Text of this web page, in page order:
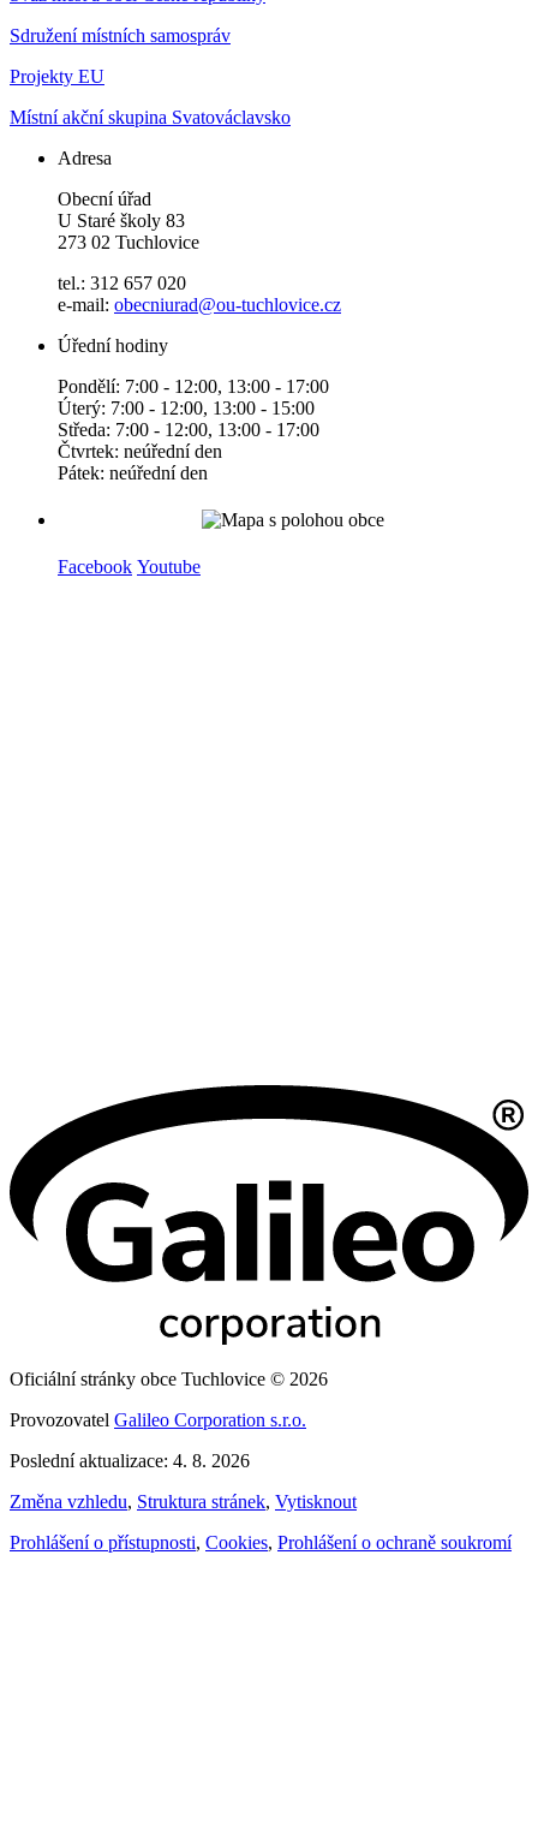
Sdružení místních samospráv
Projekty EU
Místní akční skupina Svatováclavsko
Adresa
Obecní úřad
U Staré školy 83
273 02 Tuchlovice
tel.: 312 657 020
e-mail: obecniurad@ou-tuchlovice.cz
Úřední hodiny
Pondělí: 7:00 - 12:00, 13:00 - 17:00
Úterý: 7:00 - 12:00, 13:00 - 15:00
Středa: 7:00 - 12:00, 13:00 - 17:00
Čtvrtek: neúřední den
Pátek: neúřední den
Facebook Youtube
Oficiální stránky obce Tuchlovice © 2026
Provozovatel Galileo Corporation s.r.o.
Poslední aktualizace: 4. 8. 2026
Změna vzhledu, Struktura stránek, Vytisknout
Prohlášení o přístupnosti, Cookies, Prohlášení o ochraně soukromí